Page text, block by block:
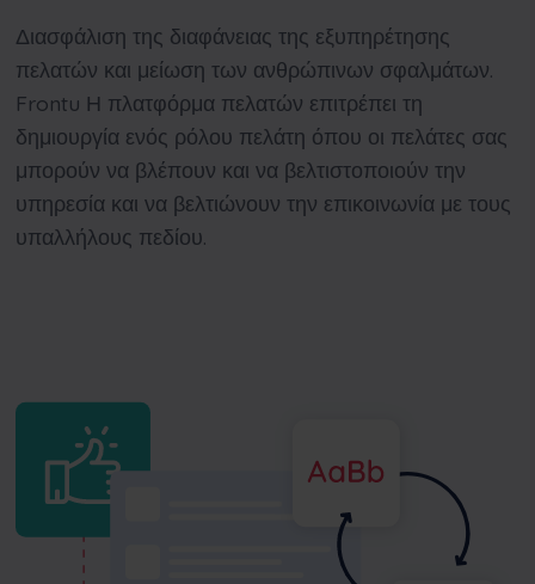
Διασφάλιση της διαφάνειας της εξυπηρέτησης
πελατών και μείωση των ανθρώπινων σφαλμάτων.
Frontu Η πλατφόρμα πελατών επιτρέπει τη
δημιουργία ενός ρόλου πελάτη όπου οι πελάτες σας
μπορούν να βλέπουν και να βελτιστοποιούν την
υπηρεσία και να βελτιώνουν την επικοινωνία με τους
υπαλλήλους πεδίου.